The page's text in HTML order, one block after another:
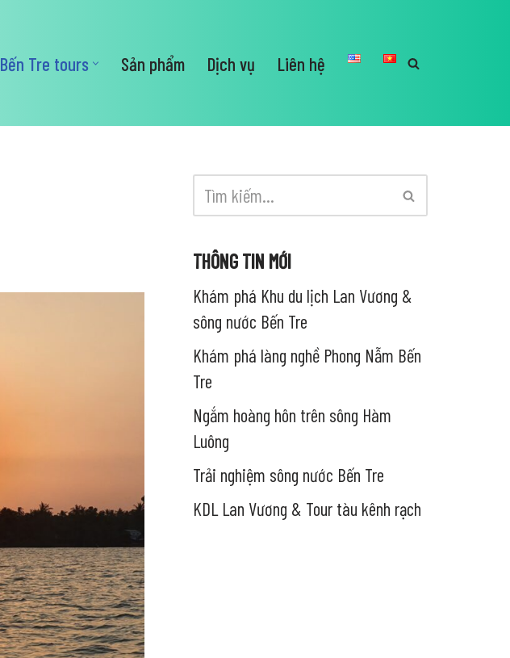
Bến Tre tours Sản phẩm Dịch vụ Liên hệ
THÔNG TIN MỚI
Khám phá Khu du lịch Lan Vương &
sông nước Bến Tre
Khám phá làng nghề Phong Nẫm Bến
Tre
Ngắm hoàng hôn trên sông Hàm
Luông
Trải nghiệm sông nước Bến Tre
KDL Lan Vương & Tour tàu kênh rạch